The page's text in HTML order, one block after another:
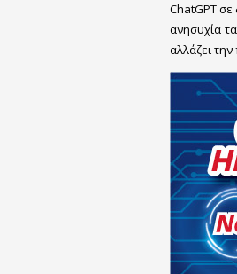
ChatGPT σε
ανησυχία
αλλάζει